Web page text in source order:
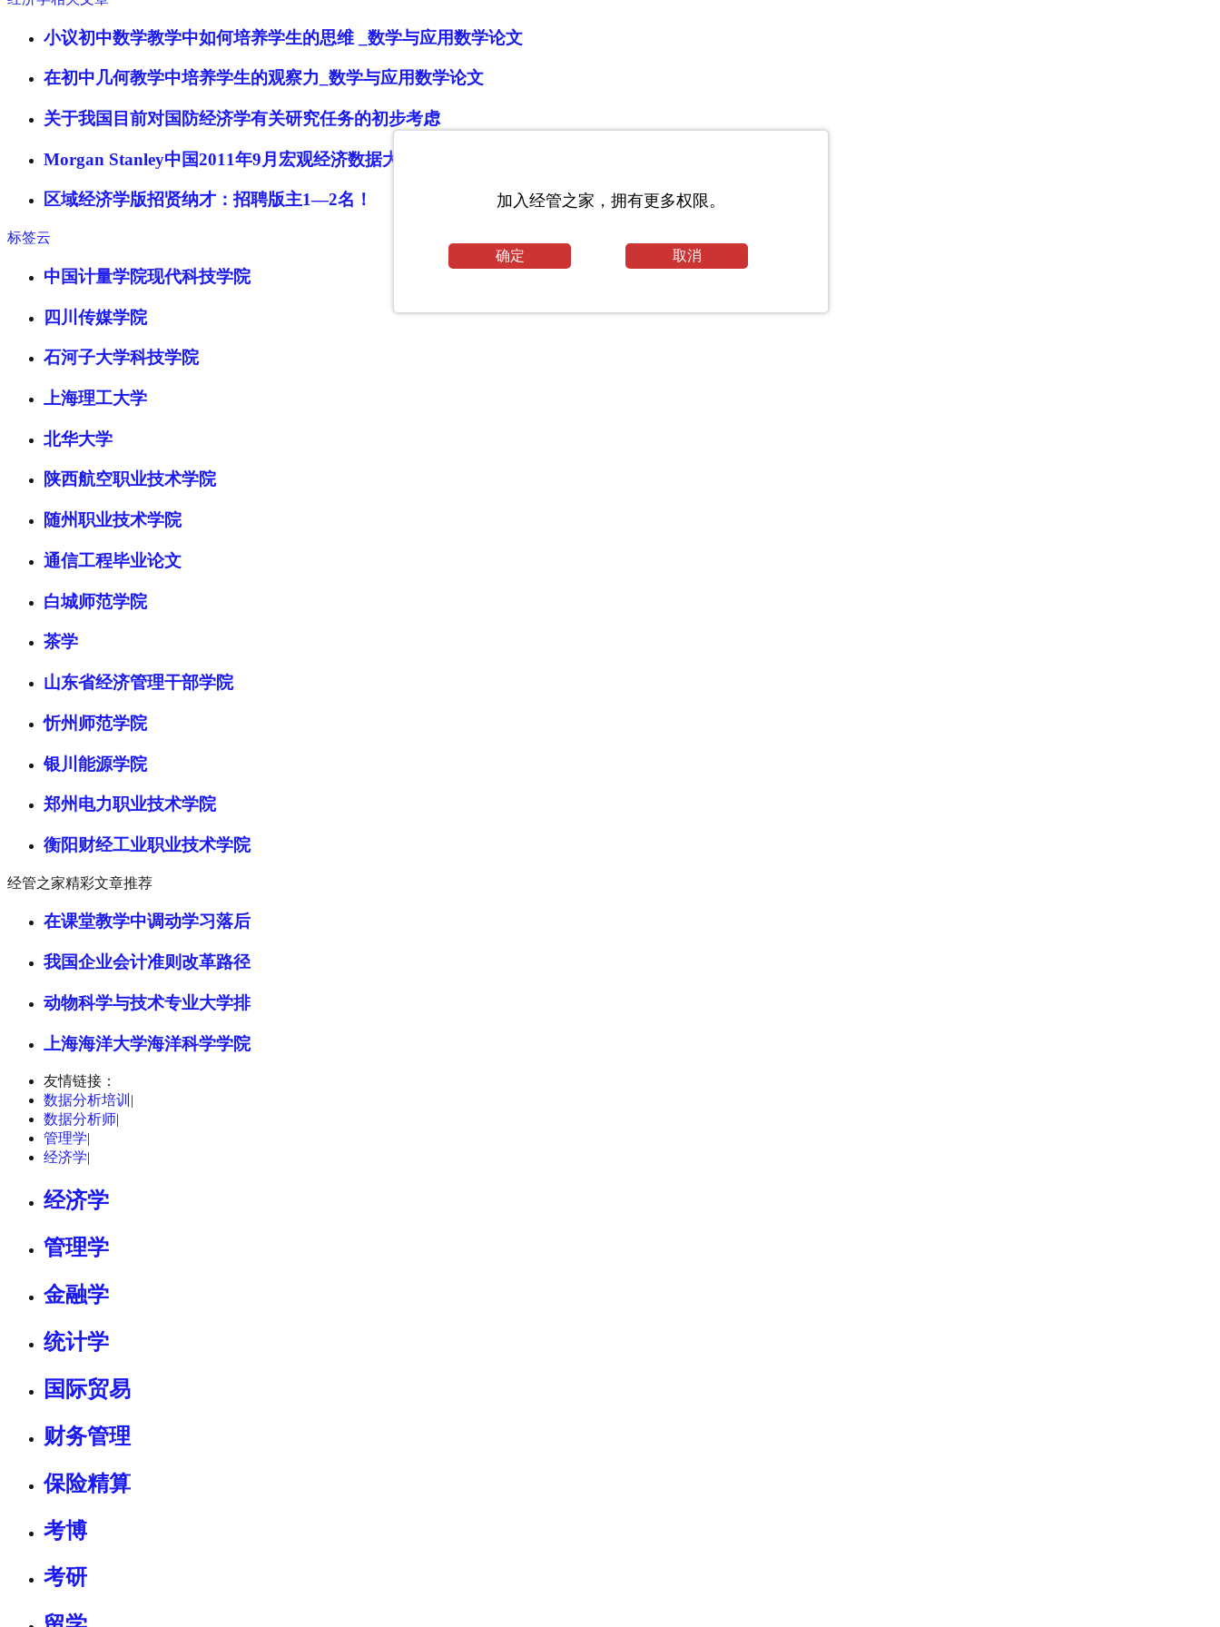
小议初中数学教学中如何培养学生的思维 _数学与应用数学论文
在初中几何教学中培养学生的观察力_数学与应用数学论文
关于我国目前对国防经济学有关研究任务的初步考虑
Morgan Stanley中国2011年9月宏观经济数据大全-67页
区域经济学版招贤纳才：招聘版主1—2名！
标签云
中国计量学院现代科技学院
四川传媒学院
石河子大学科技学院
上海理工大学
北华大学
陕西航空职业技术学院
随州职业技术学院
通信工程毕业论文
白城师范学院
茶学
山东省经济管理干部学院
忻州师范学院
银川能源学院
郑州电力职业技术学院
衡阳财经工业职业技术学院
经管之家精彩文章推荐
在课堂教学中调动学习落后
我国企业会计准则改革路径
动物科学与技术专业大学排
上海海洋大学海洋科学学院
友情链接：
数据分析培训 |
数据分析师|
管理学|
经济学|
经济学
管理学
金融学
统计学
国际贸易
财务管理
保险精算
考博
考研
加入经管之家，拥有更多权限。
确定 取消